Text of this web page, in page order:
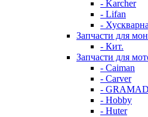
- Karcher
- Lifan
- Хускварна
Запчасти для
- Кит.
Запчасти для
- Caiman
- Carver
-
- Hobby
- Huter